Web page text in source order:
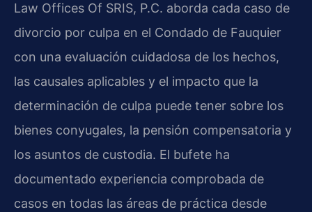
Law Offices Of SRIS, P.C. aborda cada caso de
divorcio por culpa en el Condado de Fauquier
con una evaluación cuidadosa de los hechos,
las causales aplicables y el impacto que la
determinación de culpa puede tener sobre los
bienes conyugales, la pensión compensatoria y
los asuntos de custodia. El bufete ha
documentado experiencia comprobada de
casos en todas las áreas de práctica desde